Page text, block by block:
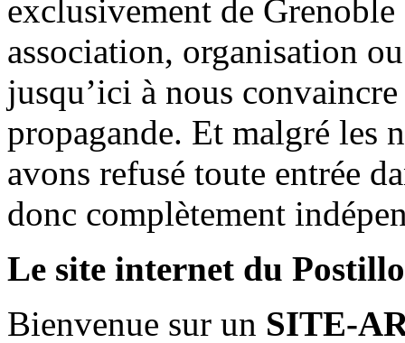
exclusivement de
association, organisation
jusqu’ici à nous
propagande. Et malgré les
avons refusé toute entrée
donc complètement
Le site internet du
Bienvenue sur un SITE-